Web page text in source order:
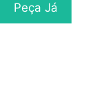
Peça Já